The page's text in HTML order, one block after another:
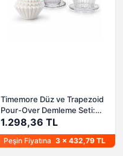
Timemore Düz ve Trapezoid
Pour-Over Demleme Seti:
Timemore B75 & Kalita 102
1.298,36 TL
Peşin Fiyatına 3 x 432,79 TL